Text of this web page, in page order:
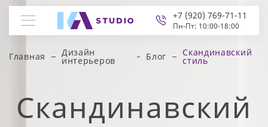
+7 (920) 769-71-11
Пн-Пт: 10:00-18:00
Главная Дизайн
интерьеров Блог Скандинавский
стиль
Скандинавский